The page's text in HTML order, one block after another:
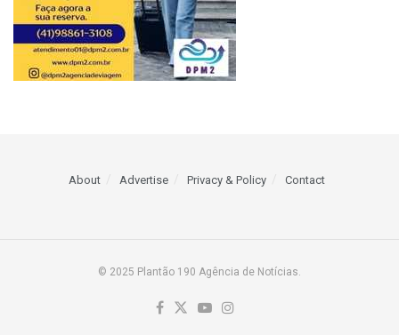
About Advertise Privacy & Policy Contact
© 2025 Plantão 190 Agência de Notícias.